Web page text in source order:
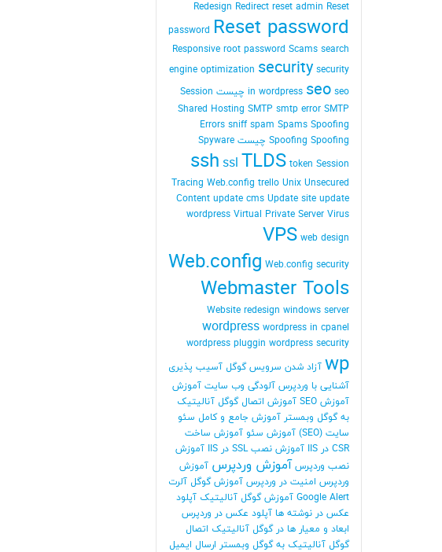
Redesign Redirect reset admin Reset
password Reset password
Responsive root password Scams search
engine optimization security security
in wordpress seo seo چیست
Session
Shared Hosting SMTP smtp error SMTP
Errors sniff spam Spams Spoofing
Spoofing Spoofing چیست
Spyware
ssh ssl TLDS token Session
Tracing Web.config trello Unix Unsecured
Content update cms Update site update
wordpress Virtual Private Server Virus
VPS web design
Web.config Web.config security
Webmaster Tools
Website redesign windows server
wordpress wordpress in cpanel
wordpress pluggin wordpress security
wp آزاد شدن سرویس گوگل آسیب پذیری
آشنایی با وردپرس آلودگی وب سایت آموزش
آموزش SEO
آموزش اتصال گوگل آنالیتیک
به گوگل وبمستر آموزش جامع و کامل سئو
سایت (SEO)
آموزش سئو آموزش ساخت
CSR در IIS
آموزش نصب SSL در IIS
آموزش
نصب وردپرس آموزش وردپرس آموزش
وردپرس امنیت در وردپرس آموزش گوگل آلرت
Google Alert آموزش گوگل آنالیتیک آپلود
عکس در نوشته ها آپلود عکس در وردپرس
ابعاد و معیار ها در گوگل آنالیتیک اتصال
گوگل آنالیتیک به گوگل وبمستر ارسال ایمیل